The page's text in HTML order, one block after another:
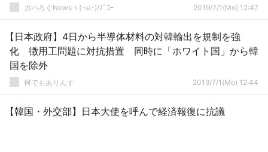
ガハろぐNewsヽ(･ω･)/ｽﾞｺｰ 2019/7/1(Mo) 12:47
【日本政府】4日から半導体材料の対韓輸出を規制を強
化 徴用工問題に対抗措置 同時に「ホワイト国」から韓
国を除外
何でもありんす 2019/7/1(Mo) 12:44
【韓国・外交部】日本大使を呼んで経済報復に抗議